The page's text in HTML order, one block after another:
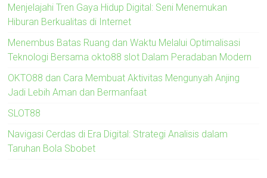
Menjelajahi Tren Gaya Hidup Digital: Seni Menemukan
Hiburan Berkualitas di Internet
Menembus Batas Ruang dan Waktu Melalui Optimalisasi
Teknologi Bersama okto88 slot Dalam Peradaban Modern
OKTO88 dan Cara Membuat Aktivitas Mengunyah Anjing
Jadi Lebih Aman dan Bermanfaat
SLOT88
Navigasi Cerdas di Era Digital: Strategi Analisis dalam
Taruhan Bola Sbobet